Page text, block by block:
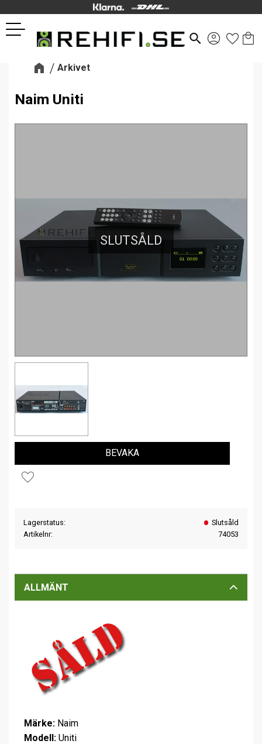
Meny
search
Arkivet
Naim Uniti
SLUTSÅLD
Lägg till i favoriter
BEVAKA
Lagerstatus
Slutsåld
Artikelnr
74053
ALLMÄNT
Märke: Naim
Modell: Uniti